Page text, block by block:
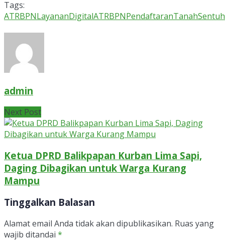
Tags:
ATRBPNLayananDigitalATRBPNPendaftaranTanah
admin
Next Post
Ketua DPRD Balikpapan Kurban Lima Sapi,
Daging Dibagikan untuk Warga Kurang
Mampu
Tinggalkan Balasan
Alamat email Anda tidak akan dipublikasikan. Ruas yang
wajib ditandai *